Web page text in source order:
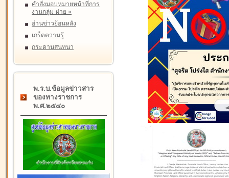
คำสั่งมอบหมายหน้าที่การ
งานกลุ่ม-ฝ่าย »
อ่านข่าวย้อนหลัง
เกร็ดความรู้
กระดานสนทนา
พ.ร.บ.ข้อมูลข่าวสาร
ของทางราชการ
พ.ศ.๒๕๔๐